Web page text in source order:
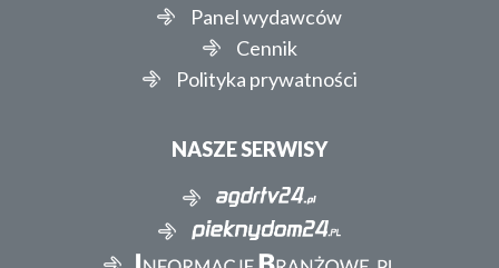
Panel wydawców
Cennik
Polityka prywatności
NASZE SERWISY